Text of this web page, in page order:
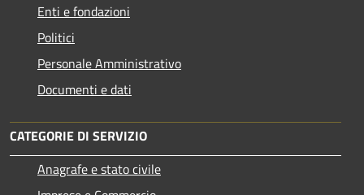
Enti e fondazioni
Politici
Personale Amministrativo
Documenti e dati
CATEGORIE DI SERVIZIO
Anagrafe e stato civile